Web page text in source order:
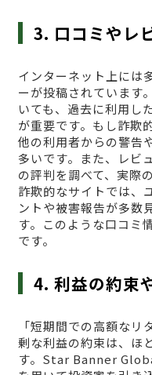
3. 口コミやレ
インターネット上には
ーが投稿されていま
いても、過去に利用し
が重要です。もし詐欺
他の利用者からの警告
多いです。また、レビ
の評判を調べて、実際
詐欺的なサイトでは、
ントや被害報告が多数
す。このような口コミ
です。
4. 利益の約束
「短期間での高額な
剰な利益の約束は、ほ
す。Star Banner